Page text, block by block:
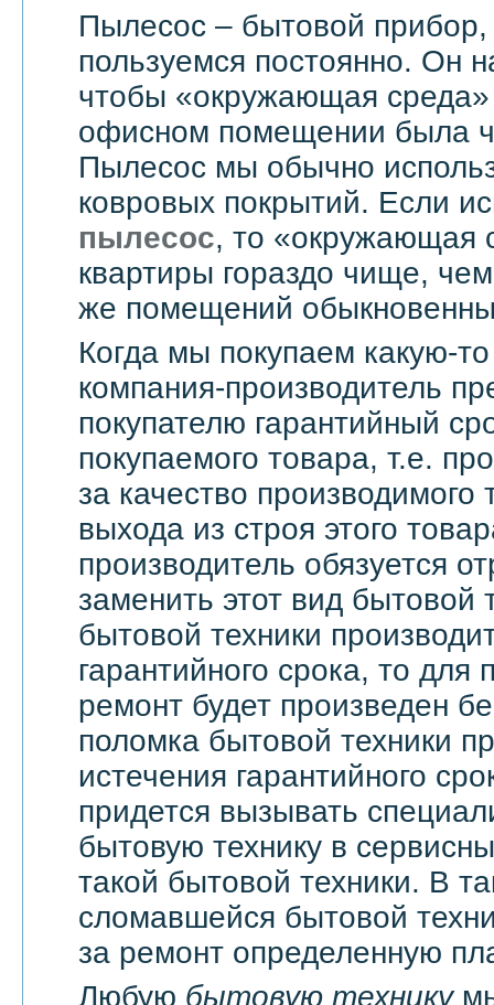
Пылесос – бытовой
пользуемся постоянно. Он
чтобы «окружающая среда»
офисном помещении была
Пылесос мы обычно
ковровых покрытий. Если
пылесос, то «окружающая
квартиры гораздо чище,
же помещений
Когда мы покупаем какую-
компания-производитель
покупателю гарантийный
покупаемого товара, т.е.
за качество производимого
выхода из строя этого
производитель обязуется
заменить этот вид бытовой
бытовой техники
гарантийного срока, то для
ремонт будет произведен
поломка бытовой техники
истечения гарантийного
придется вызывать
бытовую технику в
такой бытовой техники. В
сломавшейся бытовой
за ремонт определенную
Любую бытовую технику